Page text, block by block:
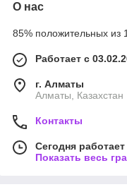
О нас
85% положительных из
Работает с
г. Алматы
Алматы, Казахстан
Контакты
Сегодня
Показать весь